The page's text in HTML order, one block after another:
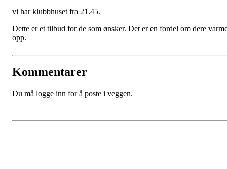
vi har klubbhuset fra 21.45.
Dette er et tilbud for de som ønsker. Det er en fordel om dere
opp.
Kommentarer
Du må logge inn for å poste i veggen.